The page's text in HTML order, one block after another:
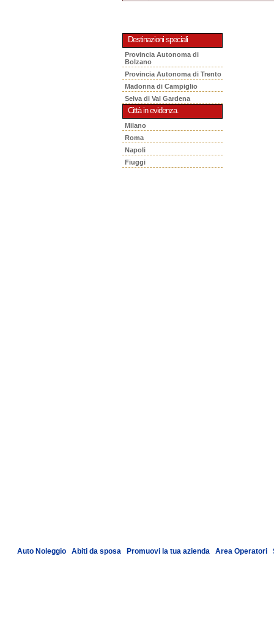
Destinazioni speciali
Provincia Autonoma di
Bolzano
Provincia Autonoma di Trento
Madonna di Campiglio
Selva di Val Gardena
Città in evidenza.
Milano
Roma
Napoli
Fiuggi
Auto Noleggio Abiti da sposa Promuovi la tua azienda Area Operatori